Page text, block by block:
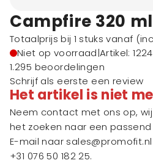
Campfire 320
Totaalprijs bij 1 stuks vanaf
Niet op voorraad|Artikel: 1224
1.295 beoordelingen
Schrijf als eerste een review
Het artikel is niet
Neem contact met ons op,
het zoeken naar een
E-mail naar sales@promofit.nl
+31 076 50 182 25.